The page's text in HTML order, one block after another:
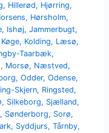
, Hillerød, Hjørring,
, Hørsholm,
, Ishøj,Jammerbugt,
Køge, Kolding, Læsø,
Taarbæk,
, Morsø, Næstved,
,Odder,Odense,
Skjern, Ringsted,
, Silkeborg, Sjælland,
, Sønderborg, Sorø,
, Syddjurs,Tårnby,